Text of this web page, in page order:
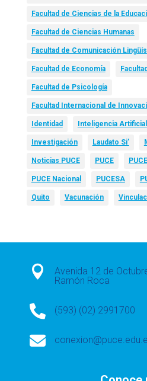
Facultad de Ciencias de la
Facultad de Ciencias Humanas
Facultad de Comunicación
Facultad de Economía
Facultad de Psicología
Facultad Internacional de
Identidad Inteligencia Artificial
Investigación Laudato Si’
Noticias PUCE PUCE
PUCE Nacional PUCESA
Quito Vacunación

Avenida 12 de
Ramón Roca
 (593) (02) 2991700
